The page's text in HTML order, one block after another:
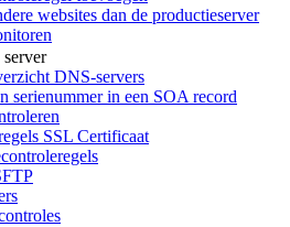
websites dan de productieserver
DNS-servers
serienummer in een SOA record
SSL Certificaat